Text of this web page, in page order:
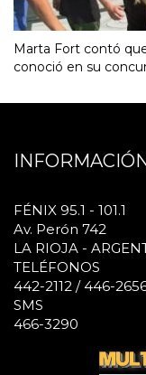
Marta Fort contó
conoció en su
FÉNIX 95.1 - 101.1
Av. Perón 742
LA RIOJA -
TELÉFONOS
442-2112 / 446-
SMS
466-3290